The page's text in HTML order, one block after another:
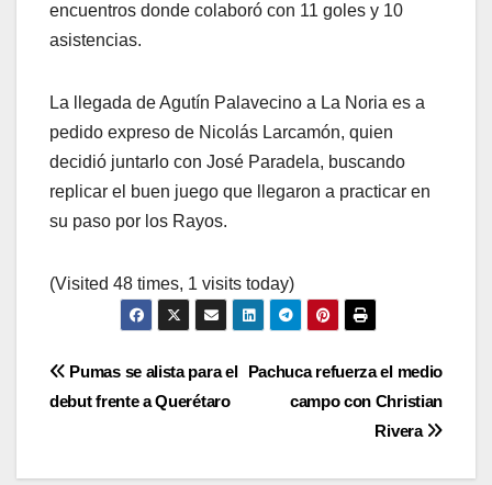
encuentros donde colaboró con 11 goles y 10
asistencias.
La llegada de Agutín Palavecino a La Noria es a
pedido expreso de Nicolás Larcamón, quien
decidió juntarlo con José Paradela, buscando
replicar el buen juego que llegaron a practicar en
su paso por los Rayos.
(Visited 48 times, 1 visits today)
Navegación
entradas
Pachuca refuerza el medio
campo con Christian
Rivera
Pumas se alista para el
debut frente a Querétaro